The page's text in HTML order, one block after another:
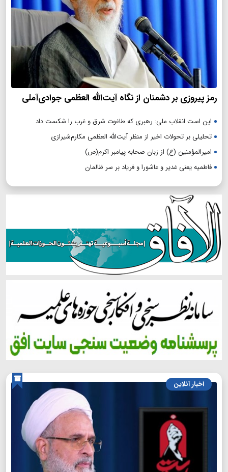
رمز پیروزی بر دشمنان از نگاه آیت‌الله العظمی جوادی‌آملی
این است انقلاب ملی: رهبری که طاغوت شرق و غرب را شکست داد
تحلیلی بر تحولات اخیر از منظر آیت‌الله العظمی مکارم‌شیرازی
امیرالمؤمنین (ع) از زبان صحابه پیامبر اکرم(ص)
فاطمیه یعنی غدیر و عاشورا و فریاد بر سر ظالمان
اخبار آنلاین